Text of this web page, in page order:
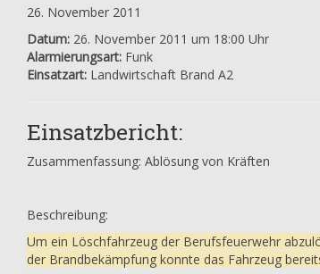
26. November 2011
Datum: 26. November 2011 um 18:00 Uhr
Alarmierungsart: Funk
Einsatzart: Landwirtschaft Brand A2
Einsatzbericht:
Zusammenfassung: Ablösung von Kräften
Beschreibung:
Um ein Löschfahrzeug der Berufsfeuerwehr
der Brandbekämpfung konnte das Fahrzeug